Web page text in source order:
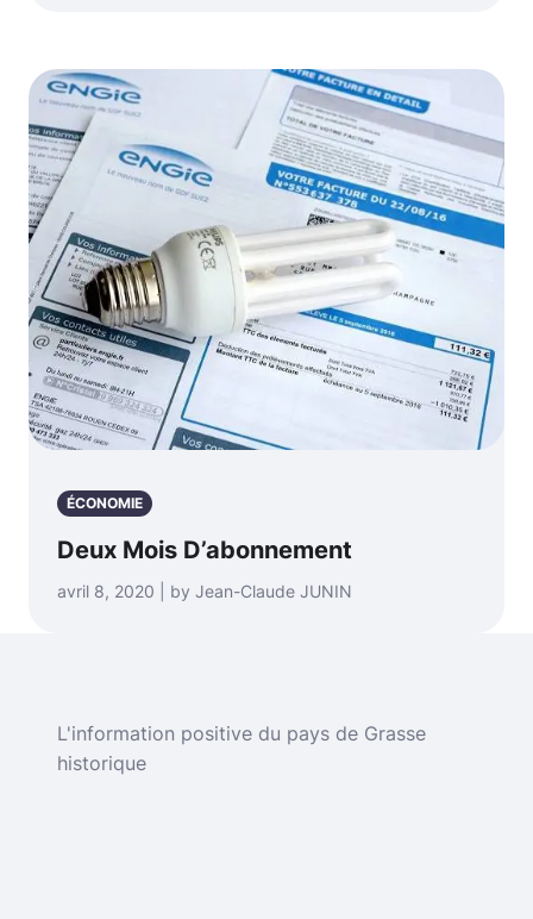
ÉCONOMIE
Deux Mois D’abonnement
avril 8, 2020 | by Jean-Claude JUNIN
L'information positive du pays de Grasse
historique